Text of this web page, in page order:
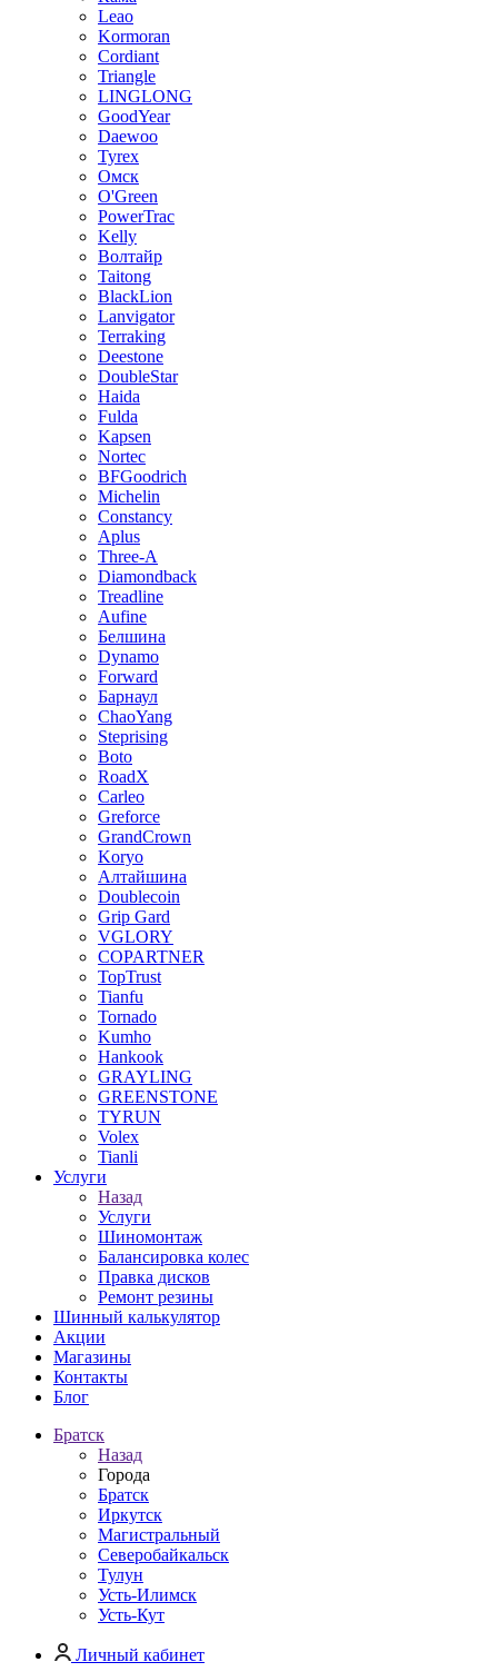
Leao
Kormoran
Cordiant
Triangle
LINGLONG
GoodYear
Daewoo
Tyrex
Омск
O'Green
PowerTrac
Kelly
Волтайр
Taitong
BlackLion
Lanvigator
Terraking
Deestone
DoubleStar
Haida
Fulda
Kapsen
Nortec
BFGoodrich
Michelin
Constancy
Aplus
Three-A
Diamondback
Treadline
Aufine
Белшина
Dynamo
Forward
Барнаул
ChaoYang
Steprising
Boto
RoadX
Carleo
Greforce
GrandCrown
Koryo
Алтайшина
Doublecoin
Grip Gard
VGLORY
COPARTNER
TopTrust
Tianfu
Tornado
Kumho
Hankook
GRAYLING
GREENSTONE
TYRUN
Volex
Tianli
Услуги
Назад
Услуги
Шиномонтаж
Балансировка колес
Правка дисков
Ремонт резины
Шинный калькулятор
Акции
Магазины
Контакты
Блог
Братск
Назад
Города
Братск
Иркутск
Магистральный
Северобайкальск
Тулун
Усть-Илимск
Усть-Кут
Личный кабинет